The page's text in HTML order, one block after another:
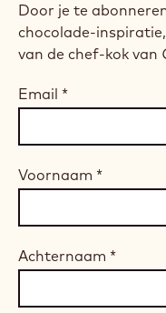
Door je te
chocolade-
van de chef-kok van
Email *
Voornaam *
Achternaam *